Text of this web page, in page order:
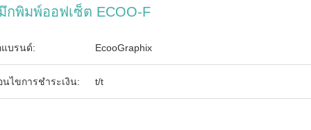
กพิมพ์ออฟเซ็ต ECOO-F
บรนด์: EcooGraphix
นไขการชำระเงิน: t/t